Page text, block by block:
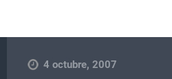
4 octubre, 2007